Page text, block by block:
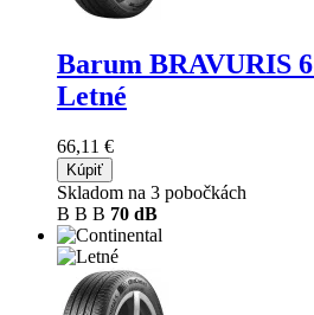
Barum BRAVURIS 6
Letné
66,11 €
Kúpiť
Skladom na 3 pobočkách
B B B 70 dB